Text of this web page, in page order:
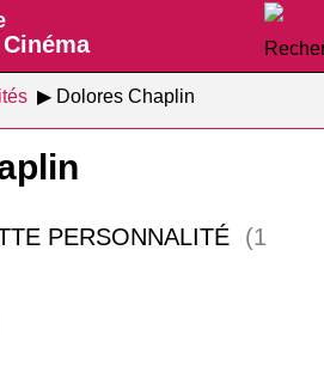
Dolores Chaplin
PERSONNALITÉ
(1